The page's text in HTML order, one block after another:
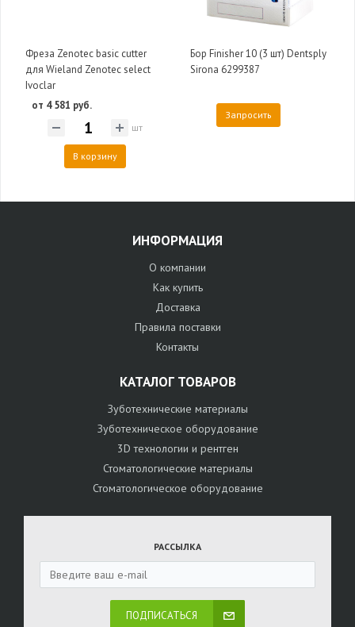
Фреза Zenotec basic cutter
для Wieland Zenotec select
Ivoclar
от 4 581 руб.
шт
В корзину
Бор Finisher 10 (3 шт) Dentsply
Sirona 6299387
Запросить
ИНФОРМАЦИЯ
О компании
Как купить
Доставка
Правила поставки
Контакты
КАТАЛОГ ТОВАРОВ
Зуботехнические материалы
Зуботехническое оборудование
3D технологии и рентген
Стоматологические материалы
Стоматологическое оборудование
РАССЫЛКА
ПОДПИСАТЬСЯ